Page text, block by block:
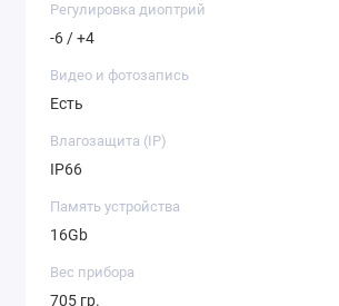
Регулировка диоптрий
-6 / +4
Видео и фотозапись
Есть
Влагозащита (IP)
IP66
Память устройства
16Gb
Вес прибора
705 гр.